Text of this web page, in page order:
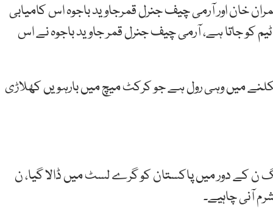
خان اور آرمی چیف جنرل قمرجاوید باجوہ اس کامیابی
کو جاتا ہے، آرمی چیف جنرل قمر جاوید باجوہ نے اس
میں وہی رول ہے جو کرکٹ میچ میںبارہویں کھلاڑی
ن کے دور میں پاکستان کو گرے لسٹ میں ڈالا گیا، ن
آنی چاہیے۔